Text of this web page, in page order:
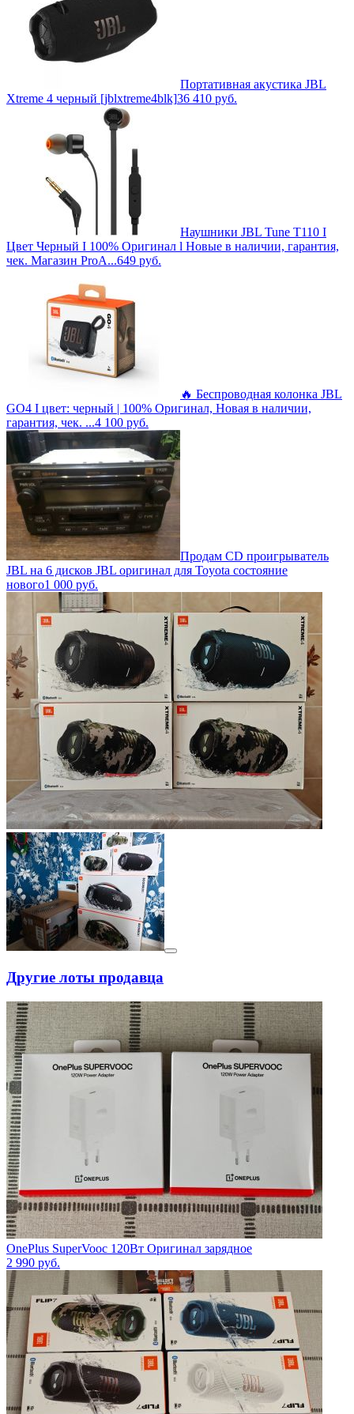
Портативная акустика JBL
Xtreme 4 черный [jblxtreme4blk]36 410 руб.
Наушники JBL Tune T110 I
Цвет Черный I 100% Оригинал l Новые в наличии, гарантия,
чек. Магазин ProA...649 руб.
🔥 Беспроводная колонка JBL
GO4 I цвет: черный | 100% Оригинал, Новая в наличии,
гарантия, чек. ...4 100 руб.
Продам CD проигрыватель
JBL на 6 дисков JBL оригинал для Toyota состояние
нового1 000 руб.
Другие лоты продавца
OnePlus SuperVooc 120Вт Оригинал зарядное
2 990 руб.